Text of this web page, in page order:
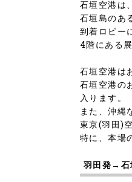
石垣空港は
石垣島のあ
到着ロビー
4階にある
石垣空港は
石垣空港の
入ります。
また、沖縄
東京(羽田)
特に、本場
羽田発→石